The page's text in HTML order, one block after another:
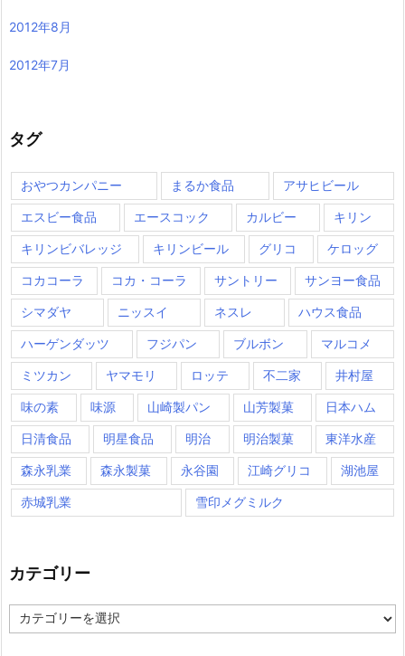
2012年8月
2012年7月
タグ
おやつカンパニー まるか食品 アサヒビール
エスビー食品 エースコック カルビー キリン
キリンビバレッジ キリンビール グリコ ケロッグ
コカコーラ コカ・コーラ サントリー サンヨー食品
シマダヤ ニッスイ ネスレ ハウス食品
ハーゲンダッツ フジパン ブルボン マルコメ
ミツカン ヤマモリ ロッテ 不二家 井村屋
味の素 味源 山崎製パン 山芳製菓 日本ハム
日清食品 明星食品 明治 明治製菓 東洋水産
森永乳業 森永製菓 永谷園 江崎グリコ 湖池屋
赤城乳業 雪印メグミルク
カテゴリー
テ